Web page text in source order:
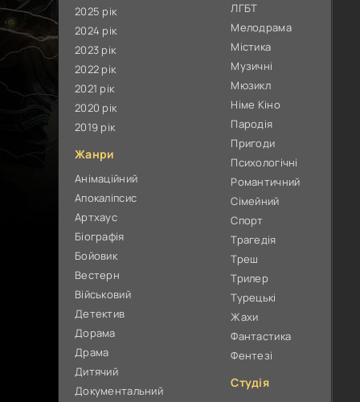
2025 рік
2024 рік
2023 рік
2022 рік
2021 рік
2020 рік
2019 рік
Жанри
Анімаційний
Апокаліпсис
Артхаус
Біографія
Бойовик
Вестерн
Військовий
Детектив
Дорама
Драма
Дитячий
Документальний
ЛГБТ
Мелодрама
Містика
Музичні
Мюзикл
Німе Кіно
Пародія
Пригоди
Психологічні
Романтичний
Сімейний
Спорт
Трагедія
Треш
Трилер
Турецькі
Жахи
Фантастика
Фентезі
Студія